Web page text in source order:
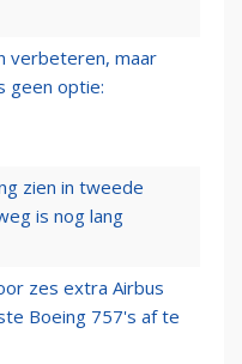
verbeteren, maar
geen optie:
zien in tweede
is nog lang
zes extra Airbus
Boeing 757's af te